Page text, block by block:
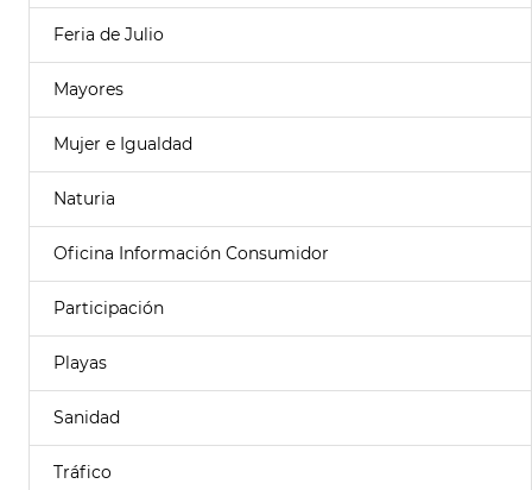
Feria de Julio
Mayores
Mujer e Igualdad
Naturia
Oficina Información Consumidor
Participación
Playas
Sanidad
Tráfico